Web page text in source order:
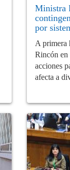
Ministra
por
A primera
Rincón en
acciones
afecta a